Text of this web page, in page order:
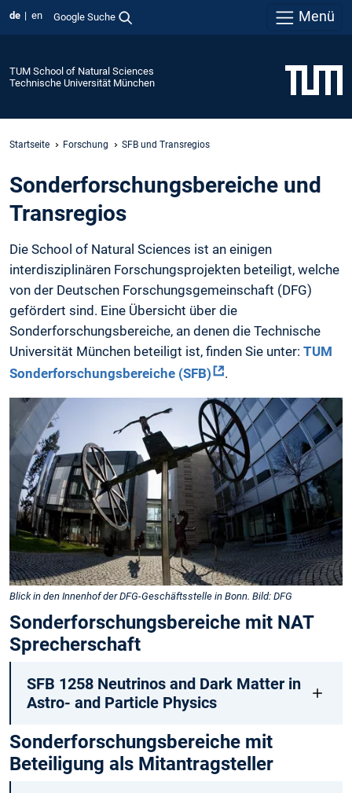
de en Google Suche Menü
TUM School of Natural Sciences
Technische Universität München
Startseite Forschung SFB und Transregios
Sonderforschungsbereiche und
Transregios
Die School of Natural Sciences ist an einigen
interdisziplinären Forschungsprojekten beteiligt, welche
von der Deutschen Forschungsgemeinschaft (DFG)
gefördert sind. Eine Übersicht über die
Sonderforschungsbereiche, an denen die Technische
Universität München beteiligt ist, finden Sie unter: TUM
Sonderforschungsbereiche (SFB)
.
Blick in den Innenhof der DFG-Geschäftsstelle in Bonn. Bild: DFG
Sonderforschungsbereiche mit NAT
Sprecherschaft
SFB 1258 Neutrinos and Dark Matter in
Astro- and Particle Physics
Sonderforschungsbereiche mit
Beteiligung als Mitantragsteller